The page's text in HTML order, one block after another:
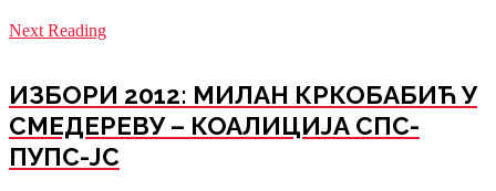
Next Reading
ИЗБОРИ 2012: МИЛАН КРКОБАБИЋ У
СМЕДЕРЕВУ – КОАЛИЦИЈА СПС-
ПУПС-ЈС